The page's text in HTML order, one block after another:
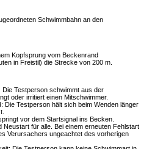
Schwimmbahn an den
Kopfsprung vom Beckenrand
in Freistil) die Strecke von 200 m.
Testperson schwimmt aus der
oder irritiert einen Mitschwimmer.
Die Testperson hält sich beim Wenden länger
vor dem Startsignal ins Becken.
Neustart für alle. Bei einem erneuten Fehlstart
Verursachers ungeachtet des vorherigen